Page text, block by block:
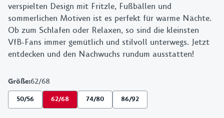
verspielten Design mit Fritzle, Fußbällen und
sommerlichen Motiven ist es perfekt für warme Nächte.
Ob zum Schlafen oder Relaxen, so sind die kleinsten
VfB-Fans immer gemütlich und stilvoll unterwegs. Jetzt
entdecken und den Nachwuchs rundum ausstatten!
Größe:62/68
50/56 62/68 74/80 86/92